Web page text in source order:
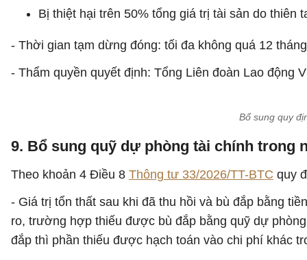
Bị thiệt hại trên 50% tổng giá trị tài sản do thiên
- Thời gian tạm dừng đóng: tối đa không quá 12 tháng
- Thẩm quyền quyết định: Tổng Liên đoàn Lao động
Bổ sung quy
9. Bổ sung quỹ dự phòng tài chính trong
Theo khoản 4 Điều 8 Thông tư 33/2026/TT-BTC quy
- Giá trị tổn thất sau khi đã thu hồi và bù đắp bằng
ro, trường hợp thiếu được bù đắp bằng quỹ dự
đắp thì phần thiếu được hạch toán vào chi phí khác